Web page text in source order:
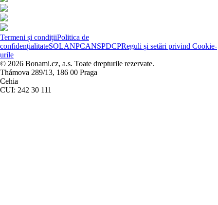
Termeni și condițiiPolitica de
confidențialitateSOLANPCANSPDCPReguli și setări privind Cookie-
urile
© 2026 Bonami.cz, a.s. Toate drepturile rezervate.
Thámova 289/13, 186 00 Praga
Cehia
CUI: 242 30 111